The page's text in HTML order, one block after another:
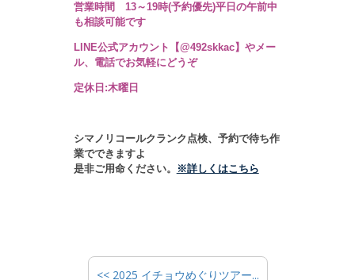
営業時間 13～19時(予約優先)平日の午前中
も相談可能です
LINE公式アカウント【@492skkac】やメー
ル、電話でお気軽にどうぞ
定休日:木曜日
シマノリコールクランク点検、予約で待ち作
業でできますよ
是非ご用命ください。
※詳しくはこちら
<< 2025 イチョウめぐりツアー...